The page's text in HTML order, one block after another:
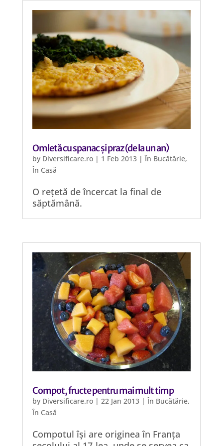
Omletă cu spanac și praz (de la un an)
by Diversificare.ro| 1 Feb 2013| În Bucătărie,
În Casă
O rețetă de încercat la final de
săptămână.
Compot, fructe pentru mai mult timp
by Diversificare.ro| 22 Jan 2013| În Bucătărie,
În Casă
Compotul își are originea în Franța